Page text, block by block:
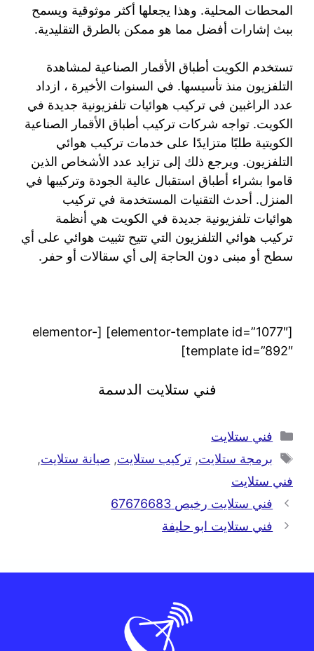
المحطات المحلية. وهذا يجعلها أكثر موثوقية ويسمح
ببث إشارات أفضل مما هو ممكن بالطرق التقليدية.
تستخدم الكويت أطباق الأقمار الصناعية لمشاهدة
التلفزيون منذ تأسيسها. في السنوات الأخيرة ، ازداد
عدد الراغبين في تركيب هوائيات تلفزيونية جديدة في
الكويت. تواجه شركات تركيب أطباق الأقمار الصناعية
الكويتية طلبًا متزايدًا على خدمات تركيب هوائي
التلفزيون. ويرجع ذلك إلى تزايد عدد الأشخاص الذين
قاموا بشراء أطباق استقبال عالية الجودة وتركيبها في
المنزل. أحدث التقنيات المستخدمة في تركيب
هوائيات تلفزيونية جديدة في الكويت هي أنظمة
تركيب هوائي التلفزيون التي تتيح تثبيت هوائي على أي
سطح أو مبنى دون الحاجة إلى أي سقالات أو حفر.
[elementor-template id=”1077″] [elementor-
template id=”892″]
فني ستلايت الدسمة
فني ستلايت
برمجة ستلايت, تركيب ستلايت, صيانة ستلايت,
فني ستلايت
فني ستلايت رخيص 67676683
فني ستلايت ابو حليفة